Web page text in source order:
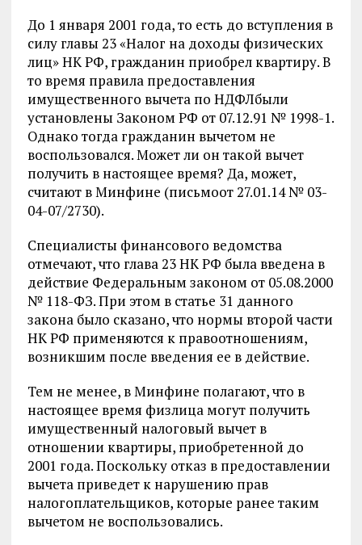
До 1 января 2001 года, то есть до вступления в
силу главы 23 «Налог на доходы физических
лиц» НК РФ, гражданин приобрел квартиру. В
то время правила предоставления
имущественного вычета по НДФЛбыли
установлены Законом РФ от 07.12.91 № 1998-1.
Однако тогда гражданин вычетом не
воспользовался. Может ли он такой вычет
получить в настоящее время? Да, может,
считают в Минфине (письмоот 27.01.14 № 03-
04-07/2730).
Специалисты финансового ведомства
отмечают, что глава 23 НК РФ была введена в
действие Федеральным законом от 05.08.2000
№ 118-ФЗ. При этом в статье 31 данного
закона было сказано, что нормы второй части
НК РФ применяются к правоотношениям,
возникшим после введения ее в действие.
Тем не менее, в Минфине полагают, что в
настоящее время физлица могут получить
имущественный налоговый вычет в
отношении квартиры, приобретенной до
2001 года. Поскольку отказ в предоставлении
вычета приведет к нарушению прав
налогоплательщиков, которые ранее таким
вычетом не воспользовались.